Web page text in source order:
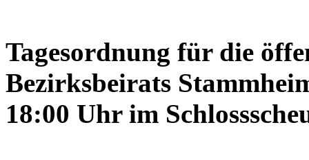
Tagesordnung für die
Bezirksbeirats
18:00 Uhr im